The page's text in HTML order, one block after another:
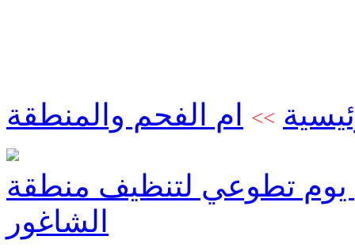
>> ام الفحم والمنطقة
تطوعي لتنظيف منطقة
الشاغور